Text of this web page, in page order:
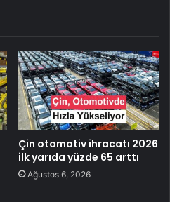
Çin otomotiv ihracatı 2026
ilk yarıda yüzde 65 arttı
Ağustos 6, 2026